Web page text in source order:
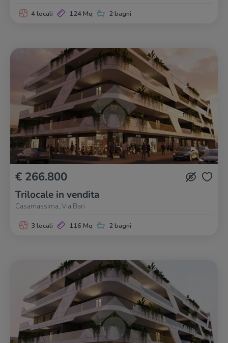
4 locali 124 Mq 2 bagni
€ 266.800
Trilocale in vendita
Casamassima, Via Bari
3 locali 116 Mq 2 bagni